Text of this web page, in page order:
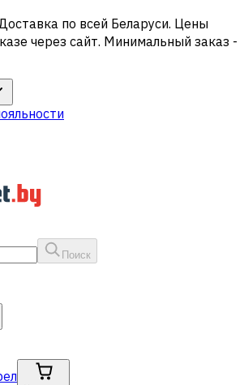
по всей Беларуси. Цены
через сайт. Минимальный заказ -
Поиск